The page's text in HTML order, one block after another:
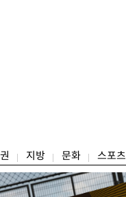
지방 문화 스포츠